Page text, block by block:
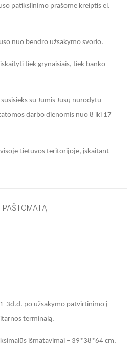
patikslinimo prašome kreiptis el.
nuo bendro užsakymo svorio.
tiek grynaisiais, tiek banko
su Jumis Jūsų nurodytu
darbo dienomis nuo 8 iki 17
Lietuvos teritorijoje, įskaitant
PAŠTOMATĄ
3d.d. po užsakymo patvirtinimo į
terminalą.
išmatavimai – 39*38*64 cm.